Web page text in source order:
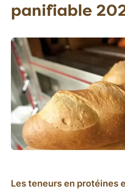
panifiable
Les teneurs en protéines